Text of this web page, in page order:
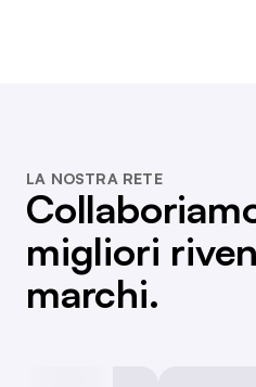
LA NOSTRA RETE
migliori
marchi.